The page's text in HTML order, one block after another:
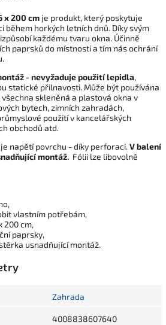
x 200 cm je produkt, který poskytuje
během horkých letních dnů. Díky svým
každému tvaru okna. Účinně
paprsků do místnosti a tím nás ochrání
- nevyžaduje použití lepidla,
statické přilnavosti. Může být používána
skleněná a plastová okna v
bytech, zimních zahradách,
použití v kancelářských
obchodů atd.
napětí povrchu - díky perforaci.V balení
montáž. Fólii lze libovolně
vlastním potřebám,
200 cm,
paprsky,
usnadňující montáž.
Zahrada
4008838607640